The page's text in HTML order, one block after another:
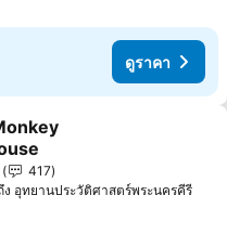
ดูราคา
นรายการโปรด
417
ง อุทยานประวัติศาสตร์พระนครคีรี